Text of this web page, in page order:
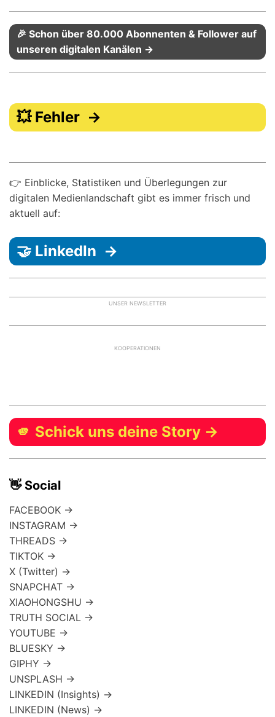
🎉 Schon über 80.000 Abonnenten & Follower auf
unseren digitalen Kanälen →
💥 Fehler →
👉 Einblicke, Statistiken und Überlegungen zur
digitalen Medienlandschaft gibt es immer frisch und
aktuell auf:
🤝 LinkedIn →
UNSER NEWSLETTER
KOOPERATIONEN
🫵 Schick uns deine Story →
👋 Social
FACEBOOK →
INSTAGRAM →
THREADS →
TIKTOK →
X (Twitter) →
SNAPCHAT →
XIAOHONGSHU →
TRUTH SOCIAL →
YOUTUBE →
BLUESKY →
GIPHY →
UNSPLASH →
LINKEDIN (Insights) →
LINKEDIN (News) →